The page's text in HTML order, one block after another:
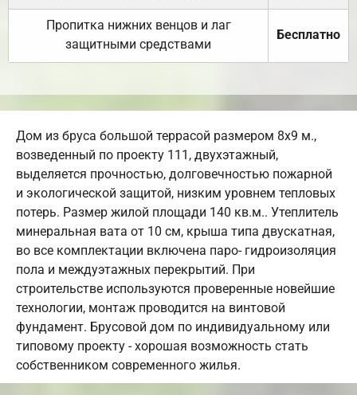
Пропитка нижних венцов и лаг
защитными средствами
Бесплатно
Дом из бруса большой террасой размером 8х9 м.,
возведенный по проекту 111, двухэтажный,
выделяется прочностью, долговечностью пожарной
и экологической защитой, низким уровнем тепловых
потерь. Размер жилой площади 140 кв.м.. Утеплитель
минеральная вата от 10 см, крыша типа двускатная,
во все комплектации включена паро- гидроизоляция
пола и междуэтажных перекрытий. При
строительстве используются проверенные новейшие
технологии, монтаж проводится на винтовой
фундамент. Брусовой дом по индивидуальному или
типовому проекту - хорошая возможность стать
собственником современного жилья.